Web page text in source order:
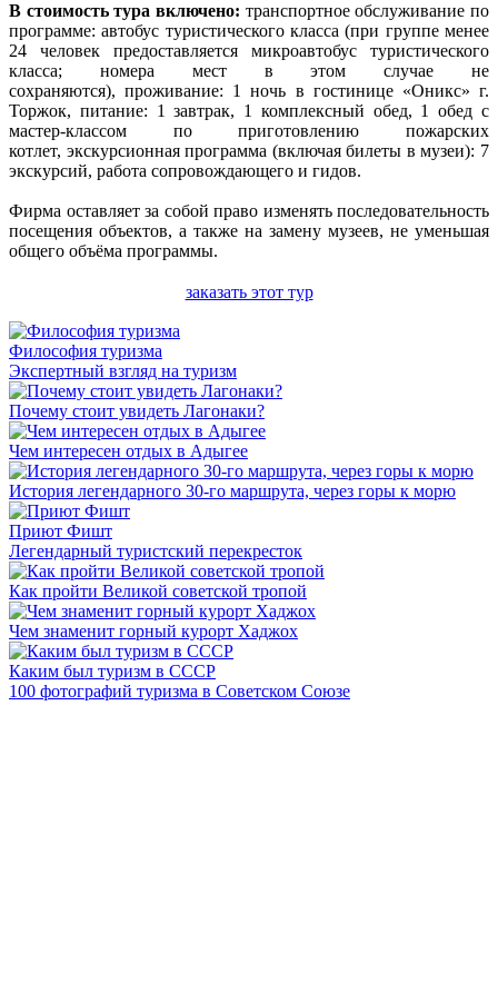
В стоимость тура включено: транспортное обслуживание по
программе: автобус туристического класса (при группе менее
24 человек предоставляется микроавтобус туристического
класса; номера мест в этом случае не
сохраняются), проживание: 1 ночь в гостинице «Оникс» г.
Торжок, питание: 1 завтрак, 1 комплексный обед, 1 обед с
мастер-классом по приготовлению пожарских
котлет, экскурсионная программа (включая билеты в музеи): 7
экскурсий, работа сопровождающего и гидов.
Фирма оставляет за собой право изменять последовательность
посещения объектов, а также на замену музеев, не уменьшая
общего объёма программы.
заказать этот тур
Философия туризма
Экспертный взгляд на туризм
Почему стоит увидеть Лагонаки?
Чем интересен отдых в Адыгее
История легендарного 30-го маршрута, через горы к морю
Приют Фишт
Легендарный туристский перекресток
Как пройти Великой советской тропой
Чем знаменит горный курорт Хаджох
Каким был туризм в СССР
100 фотографий туризма в Советском Союзе